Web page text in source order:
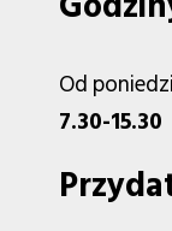
Od
7.30-15.30